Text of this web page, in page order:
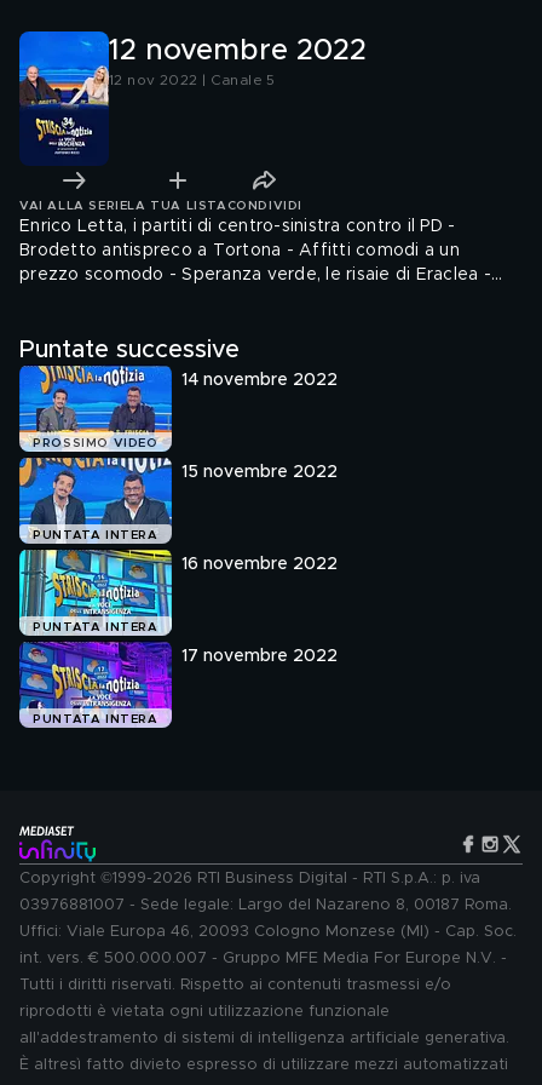
12 novembre 2022
12 nov 2022 | Canale 5
VAI ALLA SERIE LA TUA LISTA CONDIVIDI
Enrico Letta, i partiti di centro-sinistra contro il PD -
Brodetto antispreco a Tortona - Affitti comodi a un
prezzo scomodo - Speranza verde, le risaie di Eraclea -
perché continuano ad arrivare chiamate moleste - Truffe
assicurative sul web (ancora) - Il business dei rider senza
documenti - Fuoco, lame e sparizioni a Striscia la magia
Puntate successive
PROSSIMO VIDEO
14 novembre 2022
PUNTATA INTERA
15 novembre 2022
PUNTATA INTERA
16 novembre 2022
PUNTATA INTERA
17 novembre 2022
Copyright ©1999-2026 RTI Business Digital - RTI S.p.A.: p. iva
03976881007 - Sede legale: Largo del Nazareno 8, 00187 Roma.
Uffici: Viale Europa 46, 20093 Cologno Monzese (MI) - Cap. Soc.
int. vers. € 500.000.007 - Gruppo MFE Media For Europe N.V. -
Tutti i diritti riservati. Rispetto ai contenuti trasmessi e/o
riprodotti è vietata ogni utilizzazione funzionale
all'addestramento di sistemi di intelligenza artificiale generativa.
È altresì fatto divieto espresso di utilizzare mezzi automatizzati